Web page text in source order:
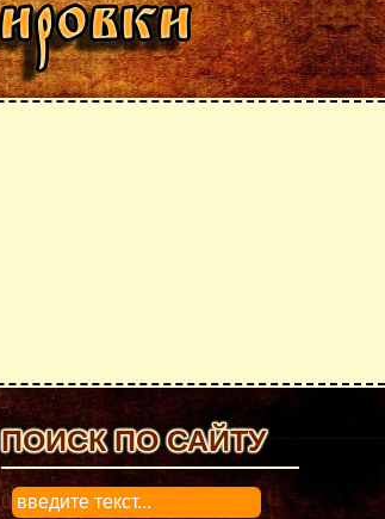
ПОИСК ПО САЙТУ
0